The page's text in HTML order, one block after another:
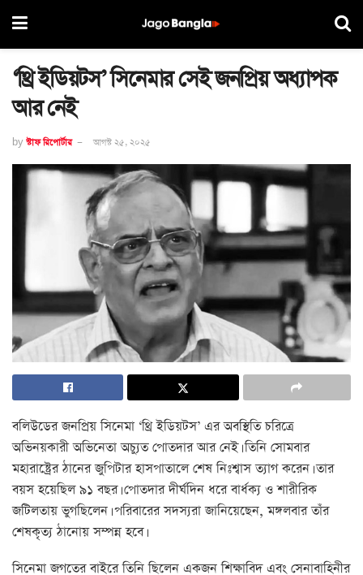
‘থ্রি ইডিয়টস’ সিনেমার সেই জনপ্রিয় অধ্যাপক
আর নেই
by স্টাফ রিপোর্টার আগস্ট ২৫, ২০২৫
বলিউডের জনপ্রিয় সিনেমা ‘থ্রি ইডিয়টস’ এর অবস্থিতি চরিত্রে
অভিনয়কারী অভিনেতা অচ্যুত পোতদার আর নেই। তিনি সোমবার
মহারাষ্ট্রের ঠানের জুপিটার হাসপাতালে শেষ নিঃশ্বাস ত্যাগ করেন। তার
বয়স হয়েছিল ৯১ বছর। পোতদার দীর্ঘদিন ধরে বার্ধক্য ও শারীরিক
জটিলতায় ভুগছিলেন। পরিবারের সদস্যরা জানিয়েছেন, মঙ্গলবার তাঁর
শেষকৃত্য ঠানোয় সম্পন্ন হবে।
সিনেমা জগতের বাইরে তিনি ছিলেন একজন শিক্ষাবিদ এবং সেনাবাহিনীর